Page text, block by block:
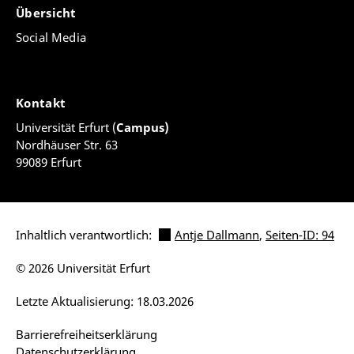
Übersicht
Social Media
Kontakt
Universität Erfurt (Campus)
Nordhäuser Str. 63
99089 Erfurt
Inhaltlich verantwortlich: Antje Dallmann, Seiten-ID: 94
Barrierefreiheitserklärung
Letzte Aktualisierung: 18.03.2026
© 2026 Universität Erfurt